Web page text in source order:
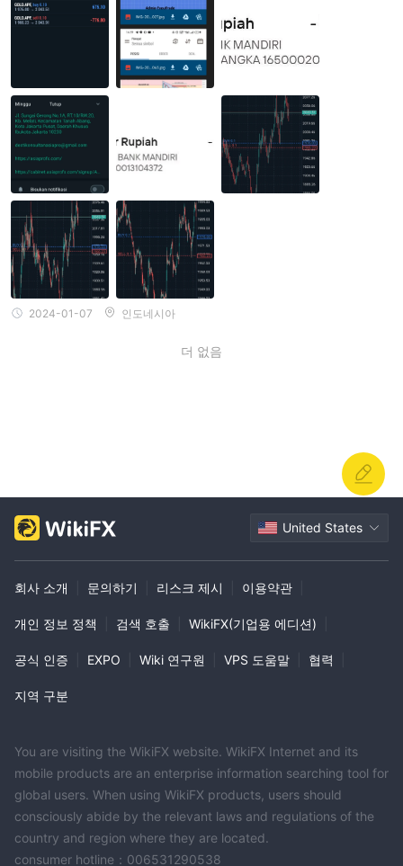
2024-01-07 인도네시아
더 없음
United States
회사 소개 문의하기 리스크 제시 이용약관
개인 정보 정책 검색 호출 WikiFX(기업용 에디션)
공식 인증 EXPO Wiki 연구원 VPS 도움말 협력
지역 구분
You are visiting the WikiFX website. WikiFX Internet and its
mobile products are an enterprise information searching tool for
global users. When using WikiFX products, users should
consciously abide by the relevant laws and regulations of the
country and region where they are located.
consumer hotline：006531290538